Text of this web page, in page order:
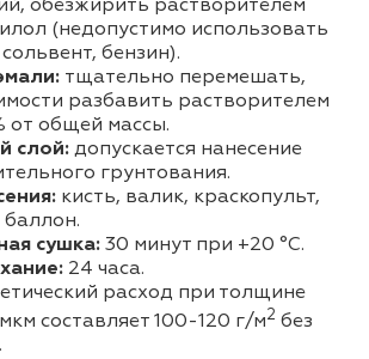
обезжирить растворителем
(недопустимо использовать
бензин).
тщательно перемешать,
разбавить растворителем
от общей массы.
слой:допускается нанесение
грунтования.
кисть, валик, краскопульт,
сушка: 30 минут при +20 °С.
24 часа.
расход при толщине
составляет 100-120 г/м2 без